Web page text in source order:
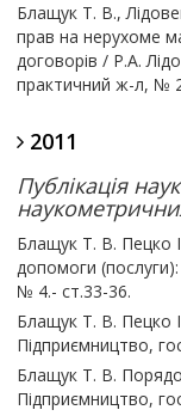
Блащук Т. В.,
прав на нерухоме
договорів / Р.А.
практичний ж-л, №
2011
Публікація
Блащук Т. В. Пецко
допомоги
№ 4.- ст.33-36.
Блащук Т. В. Пецко
Підприємництво,
Блащук Т. В.
Підприємництво,